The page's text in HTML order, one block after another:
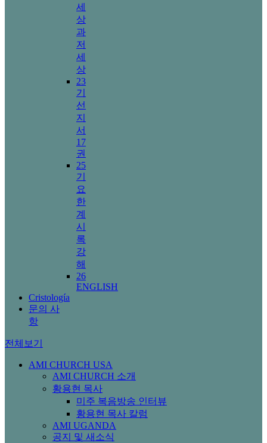
세
상
과
저
세
상
23
기
선
지
서
17
권
25
기
요
한
계
시
록
강
해
26
ENGLISH
Cristología
문의 사
항
전체보기
AMI CHURCH USA
AMI CHURCH 소개
황용현 목사
미주 복음방송 인터뷰
황용현 목사 칼럼
AMI UGANDA
공지 및 새소식